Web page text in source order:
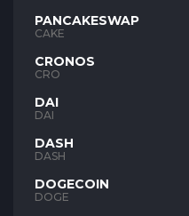
PANCAKESWAP
CAKE
CRONOS
CRO
DAI
DAI
DASH
DASH
DOGECOIN
DOGE